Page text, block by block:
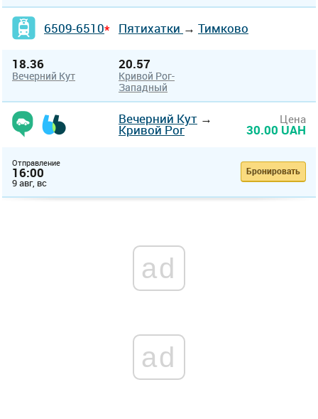
6509-6510* Пятихатки → Тимково
18.36
Вечерний Кут
20.57
Кривой Рог-
Западный
Вечерний Кут →
Кривой Рог
Цена
30.00 UAH
Отправление
16:00
9 авг, вс
Бронировать
ad
ad